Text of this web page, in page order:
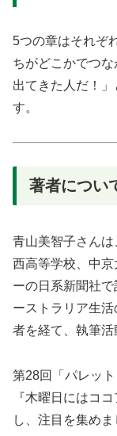
5つの章はそれぞ
ちがどこかでつ
出てきた人だ！
す。
著者につい
青山美智子さん
西高等学校、中
ーの日系新聞社
ーストラリア生
者を経て、執筆活
第28回「パレッ
『木曜日にはコ
し、注目を集めま